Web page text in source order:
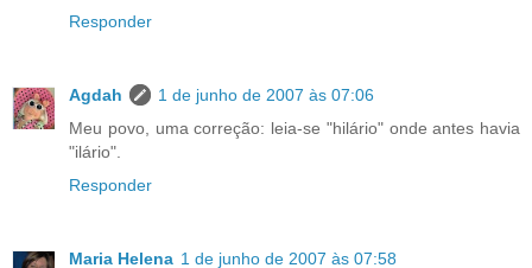
Responder
Agdah
1 de junho de 2007 às 07:06
Meu povo, uma correção: leia-se "hilário" onde antes havia
"ilário".
Responder
Maria Helena 1 de junho de 2007 às 07:58